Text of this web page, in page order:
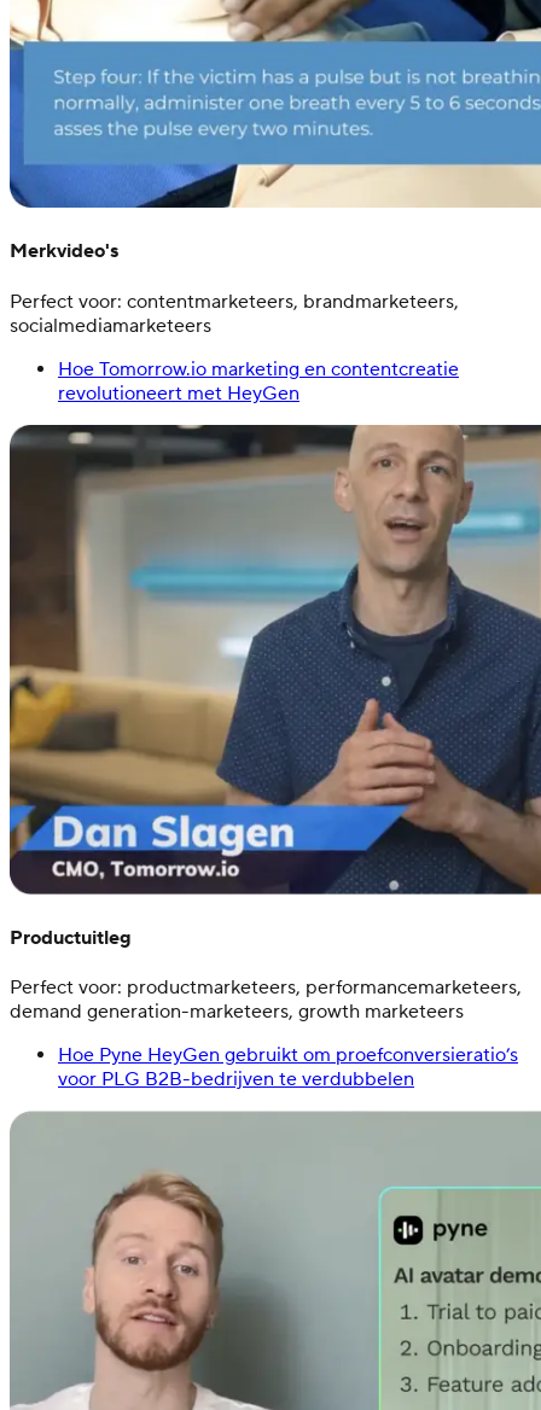
Merkvideo's
Perfect voor: contentmarketeers, brandmarketeers,
socialmediamarketeers
Hoe Tomorrow.io marketing en contentcreatie
revolutioneert met HeyGen
Productuitleg
Perfect voor: productmarketeers, performancemarketeers,
demand generation-marketeers, growth marketeers
Hoe Pyne HeyGen gebruikt om proefconversieratio’s
voor PLG B2B-bedrijven te verdubbelen